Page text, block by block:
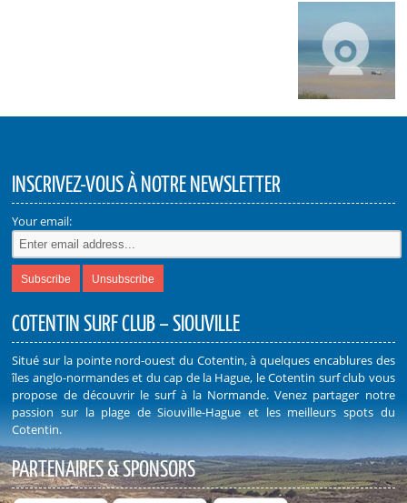
INSCRIVEZ-VOUS À NOTRE NEWSLETTER
Your email:
COTENTIN SURF CLUB – SIOUVILLE
Situé sur la pointe nord-ouest du Cotentin, à quelques encablures des
îles anglo-normandes et du cap de la Hague, le Cotentin surf club vous
propose de découvrir le surf à la Normande. Venez partager notre
passion sur la plage de Siouville-Hague et les meilleurs spots du
Cotentin.
PARTENAIRES & SPONSORS